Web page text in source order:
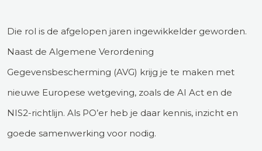
Die rol is de afgelopen jaren ingewikkelder geworden.
Naast de Algemene Verordening
Gegevensbescherming (AVG) krijg je te maken met
nieuwe Europese wetgeving, zoals de AI Act en de
NIS2-richtlijn. Als PO’er heb je daar kennis, inzicht en
goede samenwerking voor nodig.